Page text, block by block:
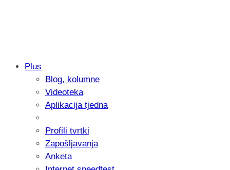
Samsung otkrio kako je nastajala
donijelo tanje i izdržljivije preklopne
Plus
Blog, kolumne
Videoteka
Aplikacija tjedna
Profili tvrtki
Zapošljavanja
Anketa